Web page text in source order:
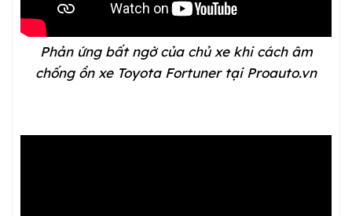
Phản ứng bất ngờ của chủ xe khi cách âm
chống ồn xe Toyota Fortuner tại Proauto.vn